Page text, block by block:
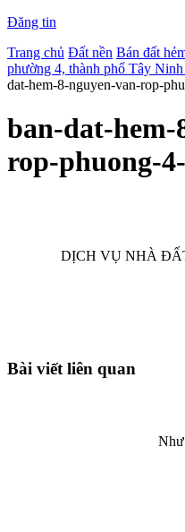
Đăng tin
Trang chủ Đất nền Bán đất
phường 4, thành phố Tây
dat-hem-8-nguyen-van-rop-
ban-dat-hem-
rop-phuong-
DỊCH VỤ NHÀ
Bài viết liên quan